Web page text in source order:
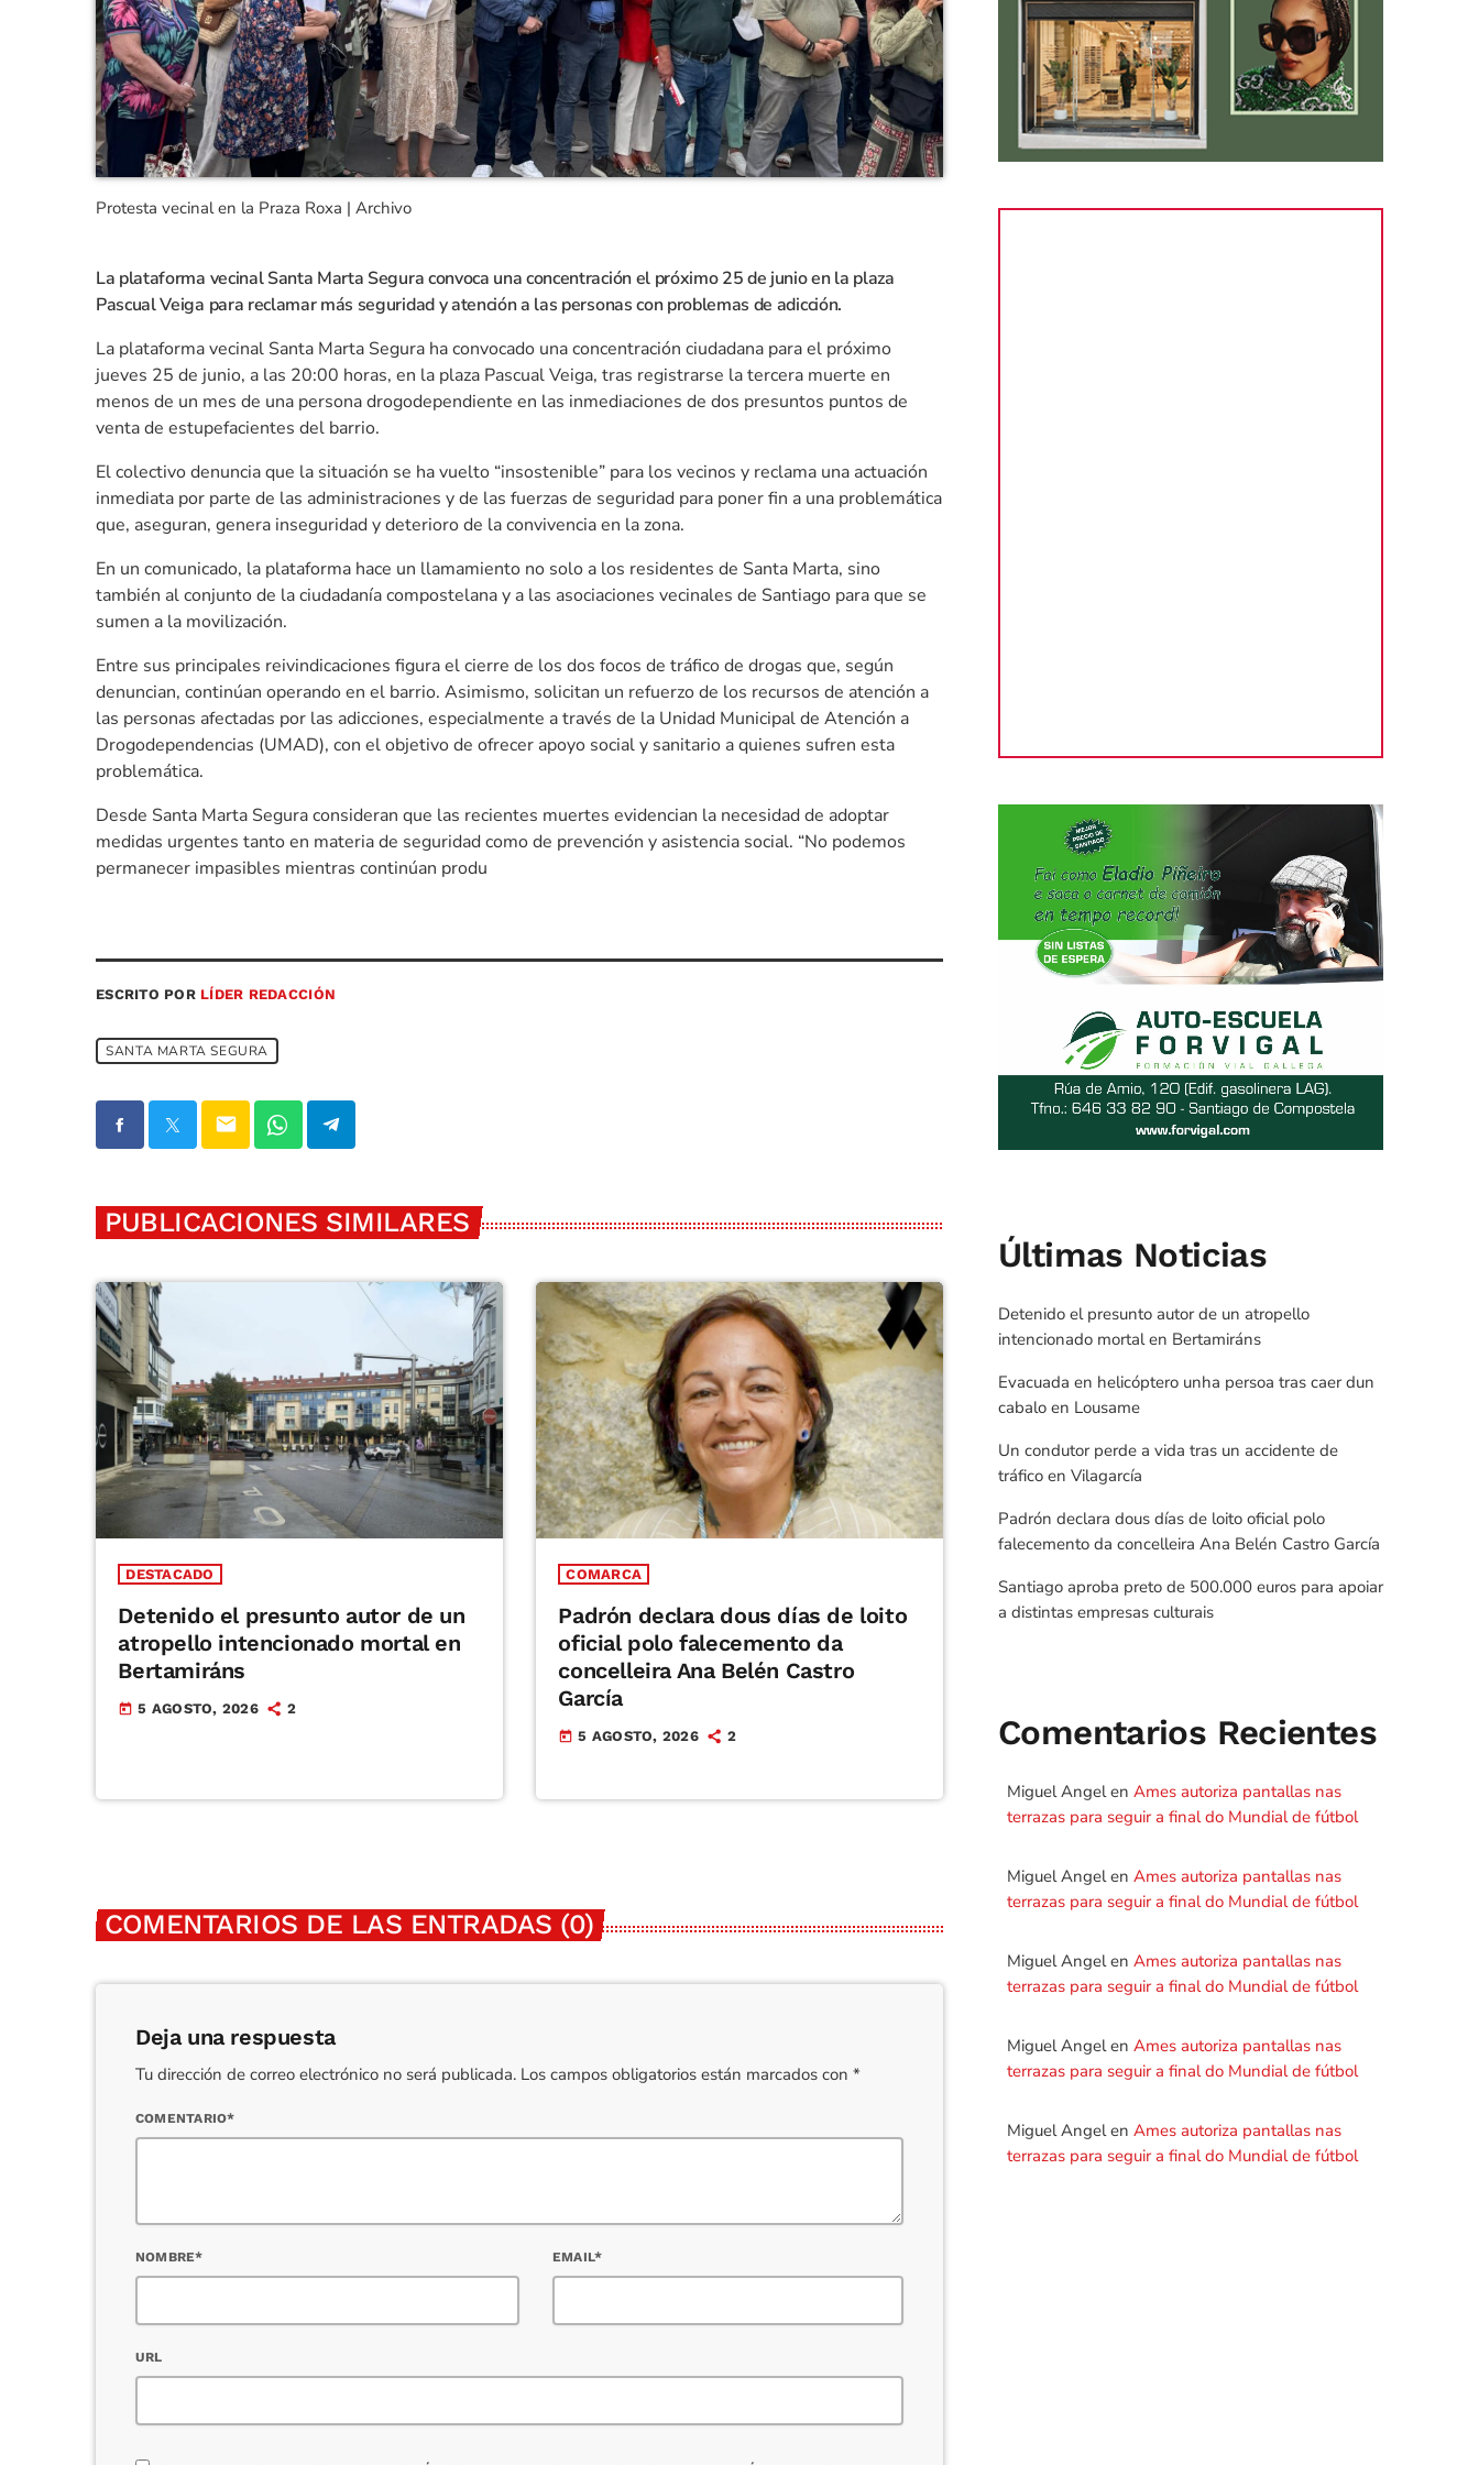
Protesta vecinal en la Praza Roxa | Archivo
La plataforma vecinal Santa Marta Segura convoca una concentración el próximo 25 de junio en la plaza
Pascual Veiga para reclamar más seguridad y atención a las personas con problemas de adicción.
La plataforma vecinal Santa Marta Segura ha convocado una concentración ciudadana para el próximo
jueves 25 de junio, a las 20:00 horas, en la plaza Pascual Veiga, tras registrarse la tercera muerte en
menos de un mes de una persona drogodependiente en las inmediaciones de dos presuntos puntos de
venta de estupefacientes del barrio.
El colectivo denuncia que la situación se ha vuelto “insostenible” para los vecinos y reclama una actuación
inmediata por parte de las administraciones y de las fuerzas de seguridad para poner fin a una problemática
que, aseguran, genera inseguridad y deterioro de la convivencia en la zona.
En un comunicado, la plataforma hace un llamamiento no solo a los residentes de Santa Marta, sino
también al conjunto de la ciudadanía compostelana y a las asociaciones vecinales de Santiago para que se
sumen a la movilización.
Entre sus principales reivindicaciones figura el cierre de los dos focos de tráfico de drogas que, según
denuncian, continúan operando en el barrio. Asimismo, solicitan un refuerzo de los recursos de atención a
las personas afectadas por las adicciones, especialmente a través de la Unidad Municipal de Atención a
Drogodependencias (UMAD), con el objetivo de ofrecer apoyo social y sanitario a quienes sufren esta
problemática.
Desde Santa Marta Segura consideran que las recientes muertes evidencian la necesidad de adoptar
medidas urgentes tanto en materia de seguridad como de prevención y asistencia social. “No podemos
permanecer impasibles mientras continúan produ
ESCRITO POR LÍDER REDACCIÓN
SANTA MARTA SEGURA
email
PUBLICACIONES SIMILARES
DESTACADO
Detenido el presunto autor de un
atropello intencionado mortal en
Bertamiráns
today 5 AGOSTO, 2026 2
COMARCA
Padrón declara dous días de loito
oficial polo falecemento da
concelleira Ana Belén Castro
García
today 5 AGOSTO, 2026 2
COMENTARIOS DE LAS ENTRADAS (0)
Deja una respuesta
Tu dirección de correo electrónico no será publicada. Los campos obligatorios están marcados con *
COMENTARIO*
NOMBRE* EMAIL*
URL
Últimas Noticias
Detenido el presunto autor de un atropello
intencionado mortal en Bertamiráns
Evacuada en helicóptero unha persoa tras caer dun
cabalo en Lousame
Un condutor perde a vida tras un accidente de
tráfico en Vilagarcía
Padrón declara dous días de loito oficial polo
falecemento da concelleira Ana Belén Castro García
Santiago aproba preto de 500.000 euros para apoiar
a distintas empresas culturais
Comentarios Recientes
Miguel Angelen Ames autoriza pantallas nas
terrazas para seguir a final do Mundial de fútbol
Miguel Angelen Ames autoriza pantallas nas
terrazas para seguir a final do Mundial de fútbol
Miguel Angelen Ames autoriza pantallas nas
terrazas para seguir a final do Mundial de fútbol
Miguel Angelen Ames autoriza pantallas nas
terrazas para seguir a final do Mundial de fútbol
Miguel Angelen Ames autoriza pantallas nas
terrazas para seguir a final do Mundial de fútbol